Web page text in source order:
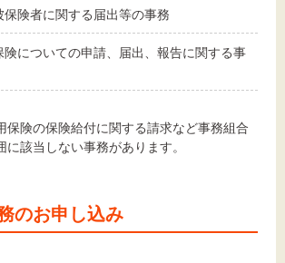
保険者に関する届出等の事務
険についての申請、届出、報告に関する事
保険の保険給付に関する請求など事務組合
該当しない事務があります。
のお申し込み